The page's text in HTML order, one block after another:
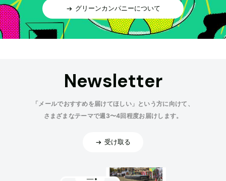
グリーンカンパニーについて
Newsletter
「メールでおすすめを届けてほしい」という方に向けて、
さまざまなテーマで週3〜4回程度お届けします。
受け取る